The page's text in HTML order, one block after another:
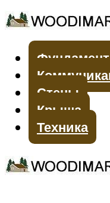
Фундамент
Стены
Крыша
Техника
Меню